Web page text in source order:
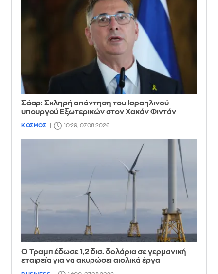
Σάαρ: Σκληρή απάντηση του Ισραηλινού
υπουργού Εξωτερικών στον Χακάν Φιντάν
ΚΟΣΜΟΣ 10:29, 07.08.2026
Ο Τραμπ έδωσε 1,2 δισ. δολάρια σε γερμανική
εταιρεία για να ακυρώσει αιολικά έργα